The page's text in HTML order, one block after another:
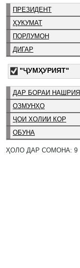
ПРЕЗИДЕНТ
ҲУКУМАТ
ПОРЛУМОН
ДИГАР
"ҶУМҲУРИЯТ"
ДАР БОРАИ НАШРИЯ
ОЗМУНҲО
ҶОИ ХОЛИИ КОР
ОБУНА
ҲОЛО ДАР СОМОНА: 9